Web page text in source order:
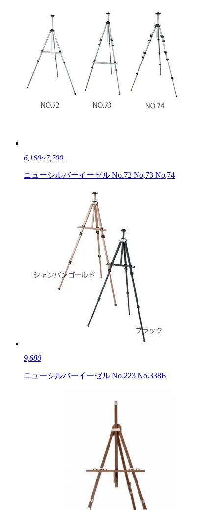
6,160~7,700
ニューシルバーイーゼル No.72 No,73 No,74
9,680
ニューシルバーイーゼル No.223 No.338B